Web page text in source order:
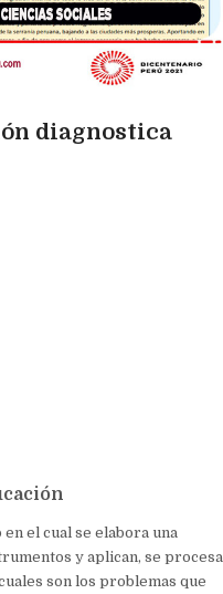
diagnostica
el cual se elabora una
y aplican, se procesa
son los problemas que